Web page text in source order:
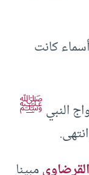
كانت
النبيﷺ
مبينا